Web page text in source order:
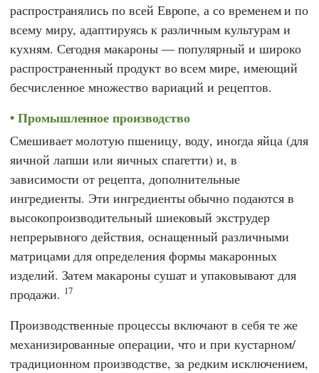
распространялись по всей Европе, а со временем и по
всему миру, адаптируясь к различным культурам и
кухням. Сегодня макароны — популярный и широко
распространенный продукт во всем мире, имеющий
бесчисленное множество вариаций и рецептов.
Промышленное производство
Смешивает молотую пшеницу, воду, иногда яйца (для
яичной лапши или яичных спагетти) и, в
зависимости от рецепта, дополнительные
ингредиенты. Эти ингредиенты обычно подаются в
высокопроизводительный шнековый экструдер
непрерывного действия, оснащенный различными
матрицами для определения формы макаронных
изделий. Затем макароны сушат и упаковывают для
продажи. 17
Производственные процессы включают в себя те же
механизированные операции, что и при кустарном/
традиционном производстве, за редким исключением,